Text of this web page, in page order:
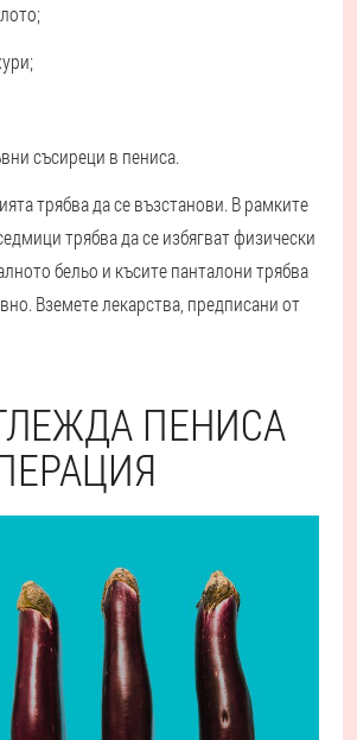
съсиреци в пениса.
трябва да се възстанови. В рамките
трябва да се избягват физически
бельо и късите панталони трябва
Вземете лекарства, предписани от
ПЕНИСА